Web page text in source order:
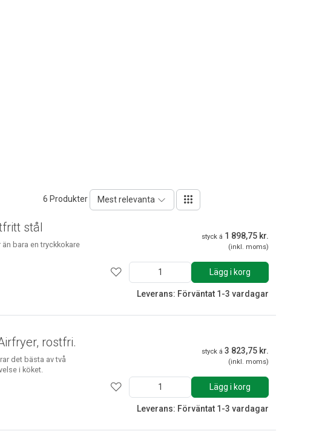
6 Produkter Mest relevanta
stål
bara en tryckkokare
styck á 1 898,75 kr.
(inkl. moms)
Lägg i korg
Leverans: Förväntat 1-3 vardagar
rostfri.
det bästa av två
i köket.
styck á 3 823,75 kr.
(inkl. moms)
Lägg i korg
Leverans: Förväntat 1-3 vardagar